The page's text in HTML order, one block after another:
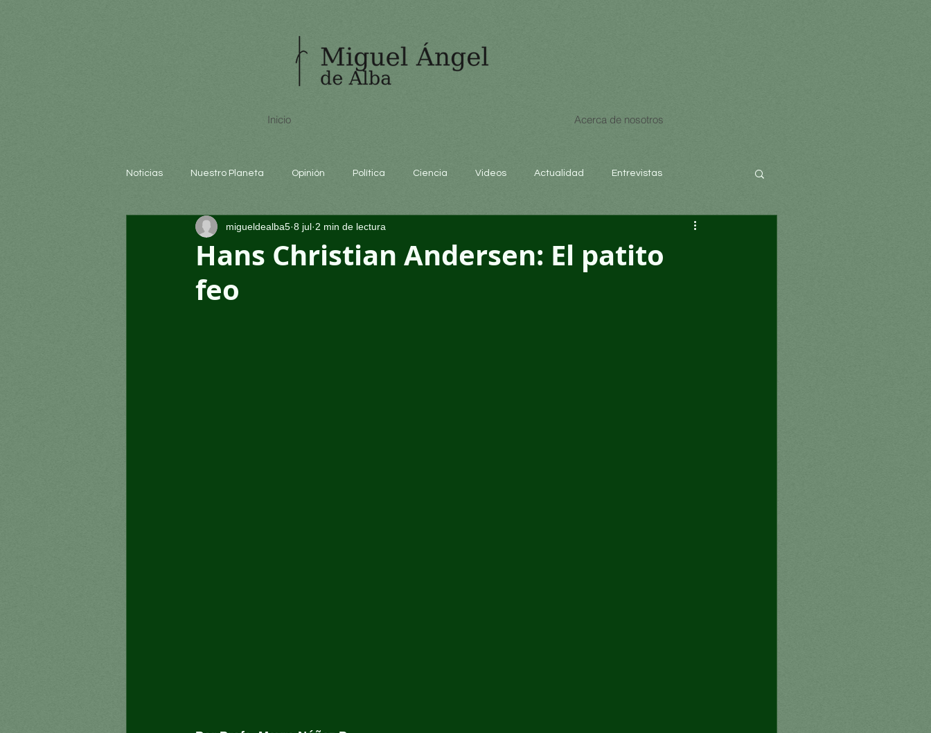
Inicio Acerca de nosotros
Noticias Nuestro Planeta Opinión Política Ciencia Videos Actualidad Entrevistas
Arte y cultura Educación educación
Hans Christian Andersen: El patito
feo
migueldealba5 8 jul 2 min de lectura